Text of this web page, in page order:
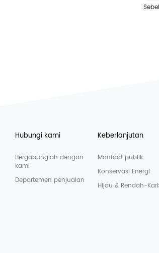
Hubungi kami
Bergabunglah dengan
kami
Departemen penjualan
Keberlanjutan
Manfaat publik
Konservasi Energi
Hijau & Rendah-